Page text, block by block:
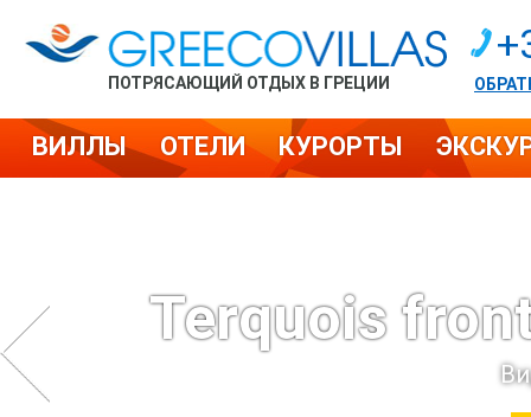
ПОТРЯСАЮЩИЙ ОТДЫХ В ГРЕЦИИ
ВИЛЛЫ ОТЕЛИ КУРОРТЫ
Terquois